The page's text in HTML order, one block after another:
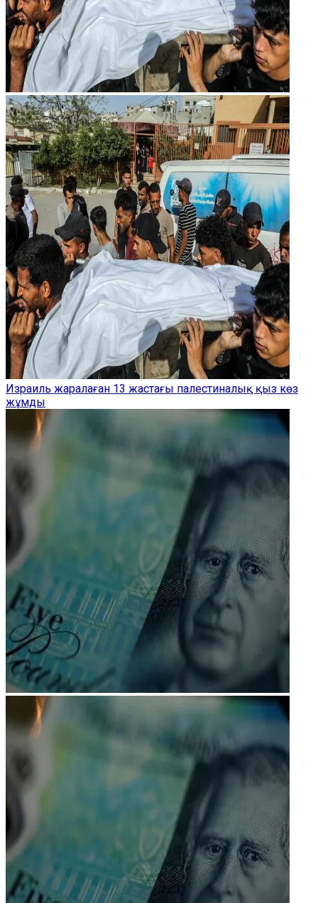
Израиль жаралаған 13 жастағы палестиналық қыз көз
жұмды